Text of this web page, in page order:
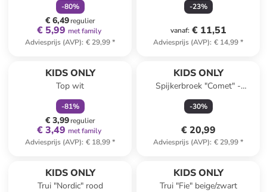
-80%
€ 6,49regulier
€ 5,99 met family
Adviesprijs (AVP): € 29,99*
-23%
vanaf: € 11,51
Adviesprijs (AVP): € 14,99*
KIDS ONLY
Top wit
-81%
€ 3,99regulier
€ 3,49 met family
Adviesprijs (AVP): € 18,99*
KIDS ONLY
Spijkerbroek "Comet" -
comfort fit - grijs
-30%
€ 20,99
Adviesprijs (AVP): € 29,99*
KIDS ONLY
Trui "Nordic" rood
KIDS ONLY
Trui "Fie" beige/zwart